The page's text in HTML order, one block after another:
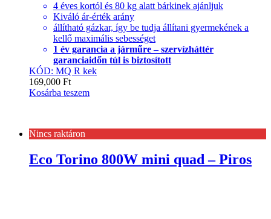
4 éves kortól és 80 kg alatt bárkinek ajánljuk
Kiváló ár-érték arány
állítható gázkar, így be tudja állítani gyermekének a
kellő maximális sebességet
1 év garancia a járműre – szervízháttér
garanciaidőn túl is biztosított
KÓD: MQ R kek
169,000 Ft
Kosárba teszem
Nincs raktáron
Eco Torino 800W mini quad – Piros